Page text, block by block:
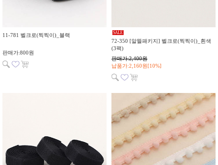
11-781 벨크로(찍찍이)_블랙
판매가:800원
SALE
72-350 [알뜰패키지] 벨크로(찍찍이)_흰색
(3팩)
판매가:2,400원
납품가:2,160원[10%]